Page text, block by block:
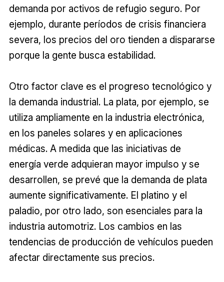
demanda por activos de refugio seguro. Por
ejemplo, durante períodos de crisis financiera
severa, los precios del oro tienden a dispararse
porque la gente busca estabilidad.
Otro factor clave es el progreso tecnológico y
la demanda industrial. La plata, por ejemplo, se
utiliza ampliamente en la industria electrónica,
en los paneles solares y en aplicaciones
médicas. A medida que las iniciativas de
energía verde adquieran mayor impulso y se
desarrollen, se prevé que la demanda de plata
aumente significativamente. El platino y el
paladio, por otro lado, son esenciales para la
industria automotriz. Los cambios en las
tendencias de producción de vehículos pueden
afectar directamente sus precios.